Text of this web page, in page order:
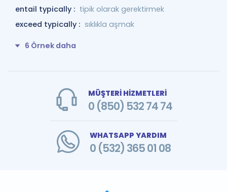
entail typically : tipik olarak gerektirmek
exceed typically : sıklıkla aşmak
6 Örnek daha
MÜŞTERİ HİZMETLERİ
0 (850) 532 74 74
WHATSAPP YARDIM
0 (532) 365 01 08